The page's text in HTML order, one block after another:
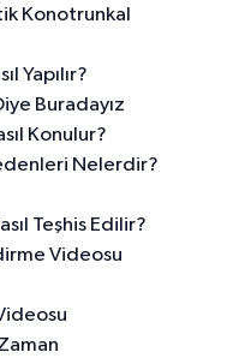
Konotrunkal
Yapılır?
Buradayız
Konulur?
Nelerdir?
Teşhis Edilir?
Videosu